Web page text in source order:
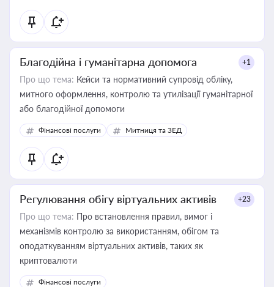
Благодійна і гуманітарна допомога +1
Про що тема: Кейси та нормативний супровід обліку,
митного оформлення, контролю та утилізації гуманітарної
або благодійної допомоги
Фінансові послуги Митниця та ЗЕД
Регулювання обігу віртуальних активів +23
Про що тема: Про встановлення правил, вимог і
механізмів контролю за використанням, обігом та
оподаткуванням віртуальних активів, таких як
криптовалюти
Фінансові послуги